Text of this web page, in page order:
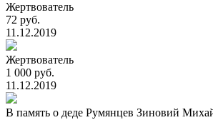
Жертвователь
72 руб.
11.12.2019
Жертвователь
1 000 руб.
11.12.2019
В память о деде Румянцев Зиновий